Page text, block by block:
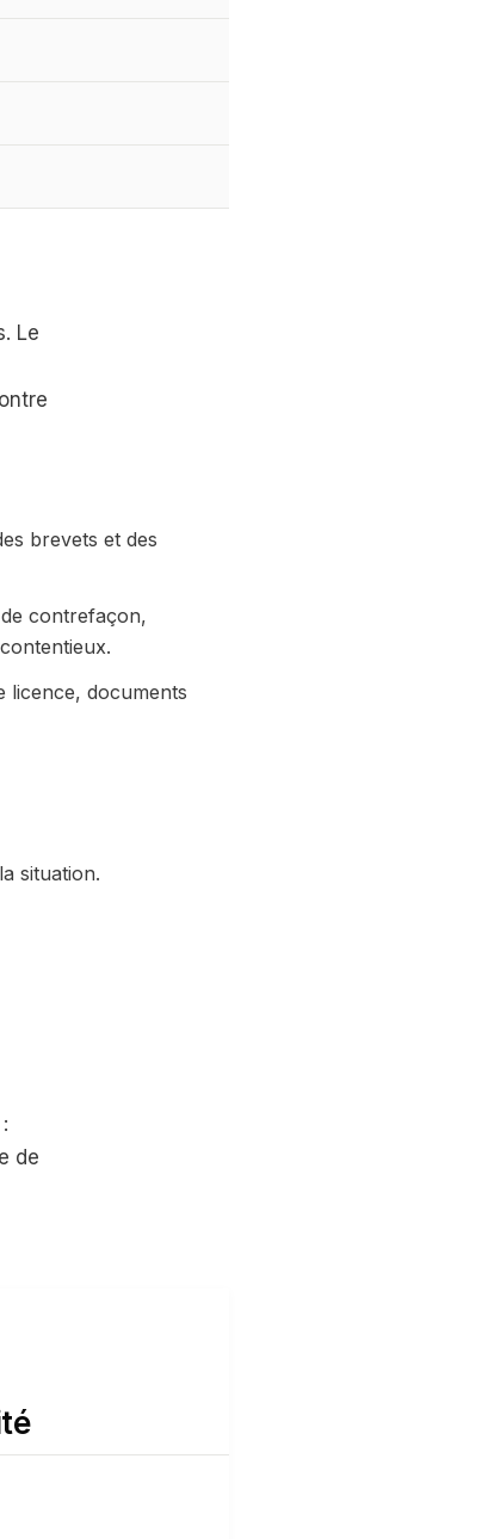
Le
brevets et des
contrefaçon,
licence, documents
situation.
de